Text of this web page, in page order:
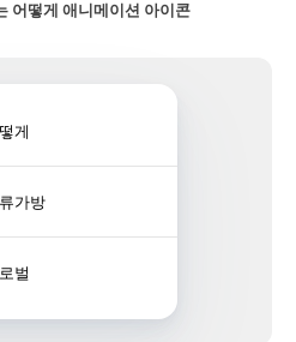
어떻게 애니메이션 아이콘
게
가방
벌